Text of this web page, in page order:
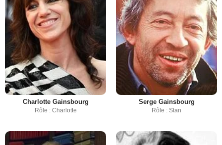
Charlotte Gainsbourg
Rôle : Charlotte
Serge Gainsbourg
Rôle : Stan